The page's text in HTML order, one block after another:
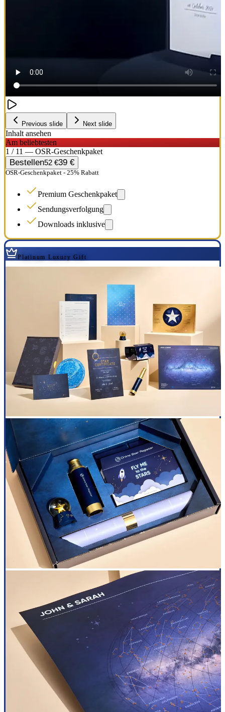
Previous slide Next slide
Inhalt ansehen
Am beliebtesten
1 / 11 — OSR-Geschenkpaket
Bestellen52 €39 €
OSR-Geschenkpaket - 25% Rabatt
Premium Geschenkpaket
Sendungsverfolgung
Downloads inklusive
Platinum Luxury Gift